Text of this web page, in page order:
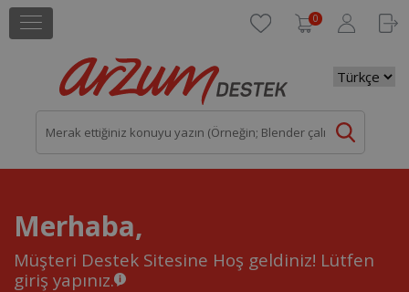
0
Merhaba,
Müşteri Destek Sitesine Hoş geldiniz! Lütfen
giriş yapınız.